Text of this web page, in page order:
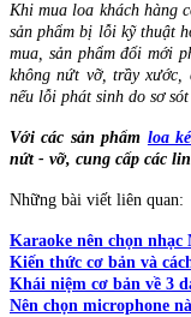
Khi mua loa khách hàng
sản phẩm bị lỗi kỹ thuật
mua, sản phẩm đổi mới
không nứt vỡ, trầy xước,
nếu lỗi phát sinh do sơ
Với các sản phẩm loa
nứt - vỡ, cung cấp các
Những bài viết liên quan:
Karaoke nên chọn
Kiến thức cơ bản và
Khái niệm cơ bản về 3
Nên chọn microphone